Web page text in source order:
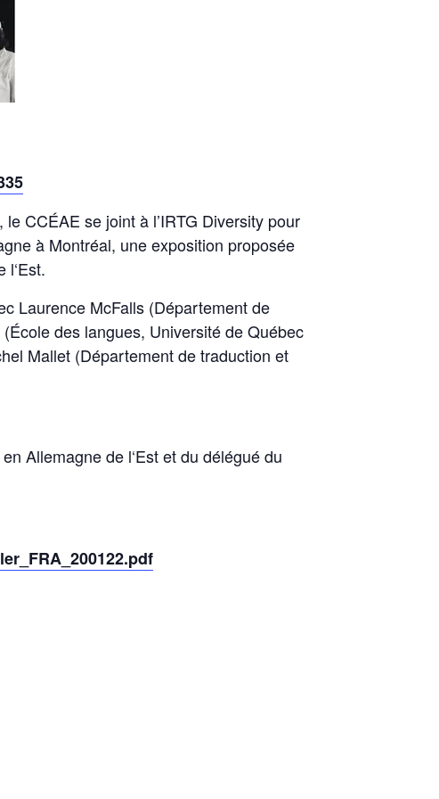
CCÉAE se joint à l’IRTG Diversity pour
à Montréal, une exposition proposée
l‘Est.
Laurence McFalls (Département de
des langues, Université de Québec
Mallet (Département de traduction et
Allemagne de l‘Est et du délégué du